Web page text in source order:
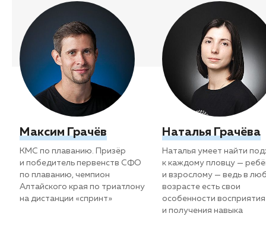
Максим Грачёв
КМС по плаванию. Призёр
и победитель первенств СФО
по плаванию, чемпион
Алтайского края по триатлону
на дистанции «спринт»
Наталья Грачёва
Наталья умеет найти
к каждому пловцу —
и взрослому — ведь в
возрасте есть свои
особенности восприятия
и получения навыка